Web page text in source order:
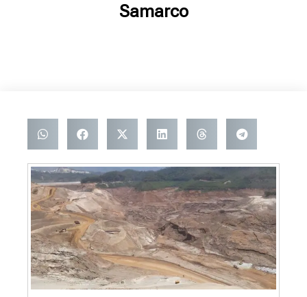
Samarco